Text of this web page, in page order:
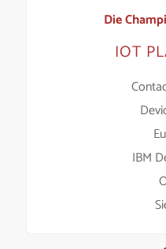
Die
IOT
IBM